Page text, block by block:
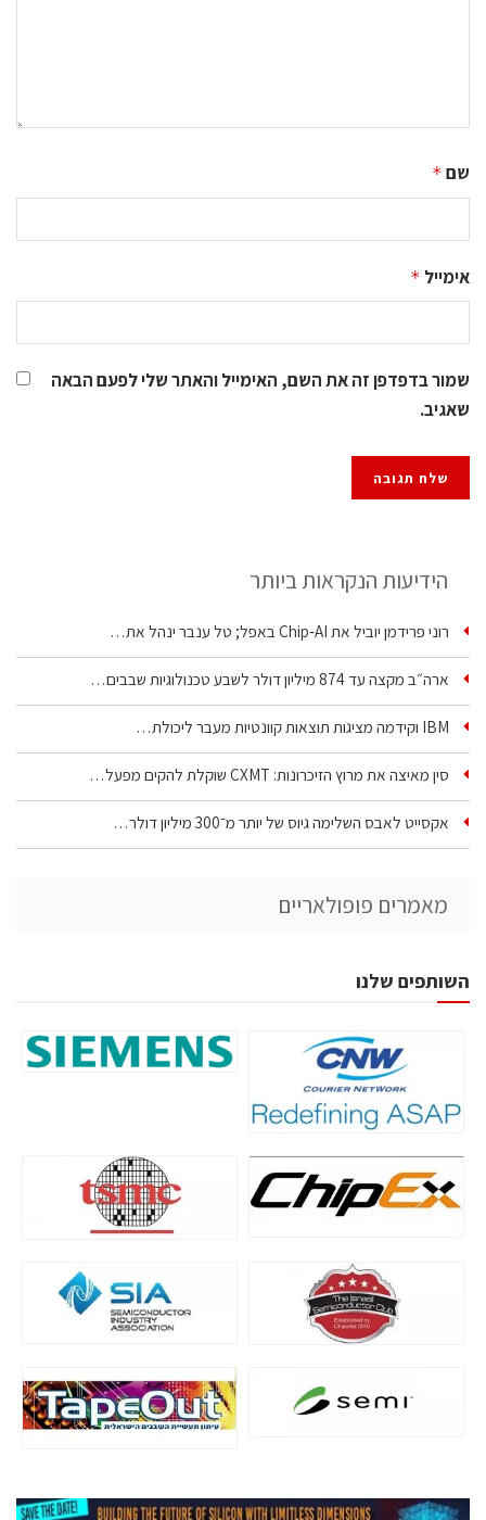
שם *
אימייל *
שמור בדפדפן זה את השם, האימייל והאתר שלי לפעם הבאה
שאגיב.
הידיעות הנקראות ביותר
רוני פרידמן יוביל את Chip‑AI באפל; טל ענבר ינהל את…
ארה״ב מקצה עד 874 מיליון דולר לשבע טכנולוגיות שבבים…
IBM וקידמה מציגות תוצאות קוונטיות מעבר ליכולת…
סין מאיצה את מרוץ הזיכרונות: CXMT שוקלת להקים מפעל…
אקסייט לאבס השלימה גיוס של יותר מ־300 מיליון דולר…
מאמרים פופולאריים
השותפים שלנו